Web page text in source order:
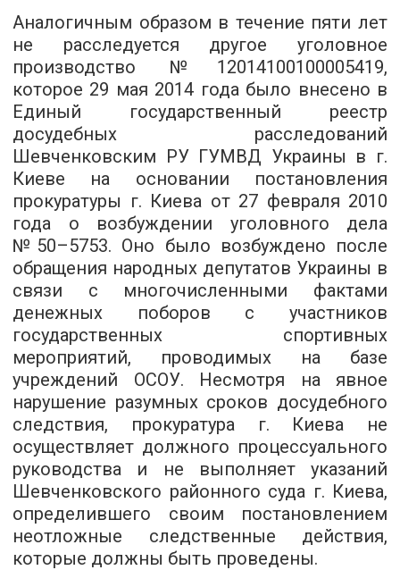
Аналогичным образом в течение пяти лет
не расследуется другое уголовное
производство №12014100100005419,
которое 29 мая 2014 года было внесено в
Единый государственный реестр
досудебных расследований
Шевченковским РУ ГУМВД Украины в г.
Киеве на основании постановления
прокуратуры г. Киева от 27 февраля 2010
года о возбуждении уголовного дела
№50–5753. Оно было возбуждено после
обращения народных депутатов Украины в
связи с многочисленными фактами
денежных поборов с участников
государственных спортивных
мероприятий, проводимых на базе
учреждений ОСОУ. Несмотря на явное
нарушение разумных сроков досудебного
следствия, прокуратура г. Киева не
осуществляет должного процессуального
руководства и не выполняет указаний
Шевченковского районного суда г. Киева,
определившего своим постановлением
неотложные следственные действия,
которые должны быть проведены.